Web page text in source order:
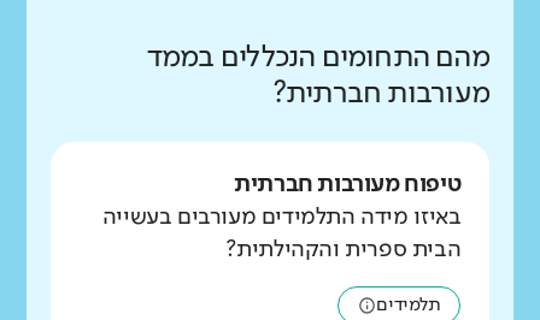
מהם התחומים הנכללים בממד
מעורבות חברתית?
טיפוח מעורבות חברתית
באיזו מידה התלמידים מעורבים בעשייה
הבית ספרית והקהילתית?
תלמידים